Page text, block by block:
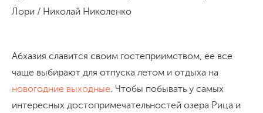
Лори / Николай Николенко
Абхазия славится своим гостеприимством, ее все
чаще выбирают для отпуска летом и отдыха на
новогодние выходные. Чтобы побывать у самых
интересных достопримечательностей озера Рица и